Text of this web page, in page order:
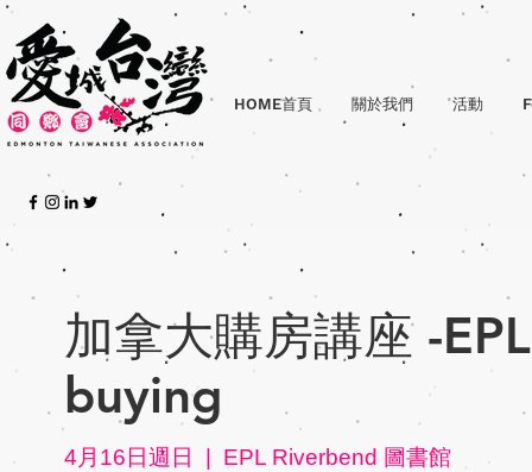
HOME首頁 關於我們 活動
加拿大購房講座 -
buying
4月16日週日 EPL Riverbend 圖書館